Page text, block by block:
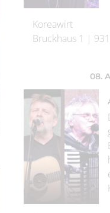
Koreawirt
Bruckhaus 1 |
08.